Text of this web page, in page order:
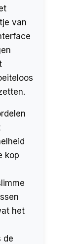
van
kop
het
de